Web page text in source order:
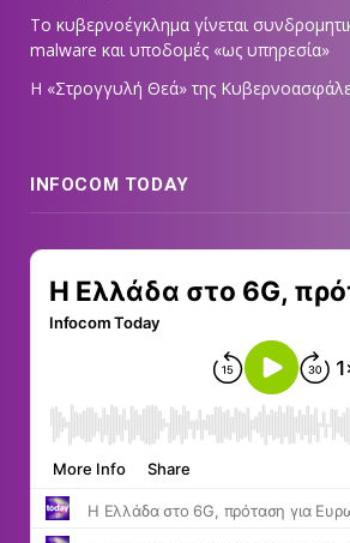
Το κυβερνοέγκλημα γίνεται
malware και υποδομές «ως υπηρεσία»
Η «Στρογγυλή Θεά» της
INFOCOM TODAY